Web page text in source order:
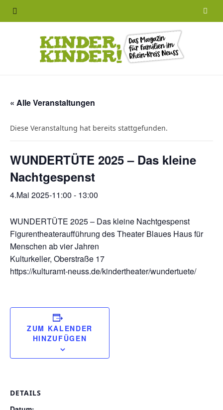
o
« Alle Veranstaltungen
Diese Veranstaltung hat bereits stattgefunden.
WUNDERTÜTE 2025 – Das kleine
Nachtgespenst
4.Mai 2025-11:00 - 13:00
WUNDERTÜTE 2025 – Das kleine Nachtgespenst
Figurentheateraufführung des Theater Blaues Haus für
Menschen ab vier Jahren
Kulturkeller, Oberstraße 17
https://kulturamt-neuss.de/kindertheater/wundertuete/
ZUM KALENDER
HINZUFÜGEN
DETAILS